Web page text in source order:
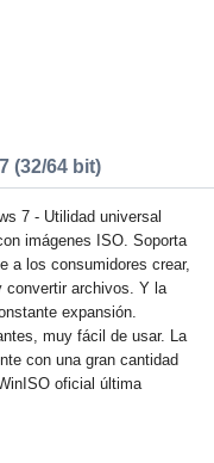
(32/64 bit)
7 - Utilidad universal
imágenes ISO. Soporta
a los consumidores crear,
convertir archivos. Y la
expansión.
muy fácil de usar. La
con una gran cantidad
oficial última